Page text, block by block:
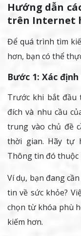
Hướng dẫn
trên Internet
Để quá trình tìm
hơn, bạn có thể
Bước 1: Xác
Trước khi bắt đầu
đích và nhu cầu
trung vào chủ đề
thời gian. Hãy tự
Thông tin đó thuộc
Ví dụ, bạn đang
tin về sức khỏe?
chọn từ khóa phù
kiếm hơn.